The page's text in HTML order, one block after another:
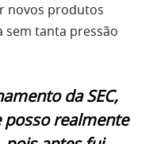
novos produtos
tanta pressão
da SEC,
realmente